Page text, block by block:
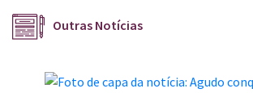
Outras Notícias